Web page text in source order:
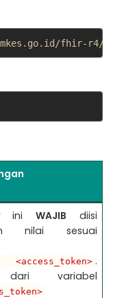
fhir-r4/
ini WAJIB diisi
nilai sesuai
<access_token> .
variabel